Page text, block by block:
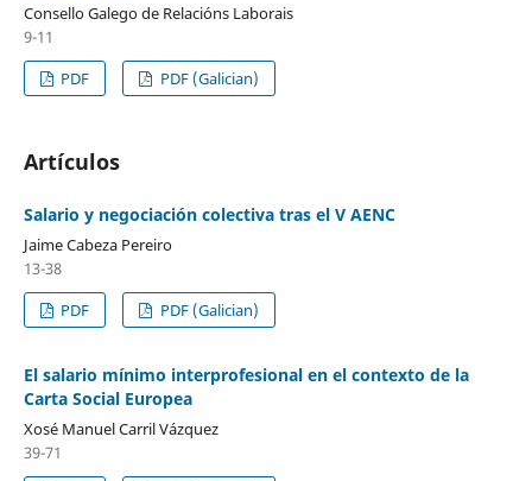
Consello Galego de Relacións Laborais
9-11
PDF
PDF (Galician)
Artículos
Salario y negociación colectiva tras el V AENC
Jaime Cabeza Pereiro
13-38
PDF
PDF (Galician)
El salario mínimo interprofesional en el contexto de la
Carta Social Europea
Xosé Manuel Carril Vázquez
39-71